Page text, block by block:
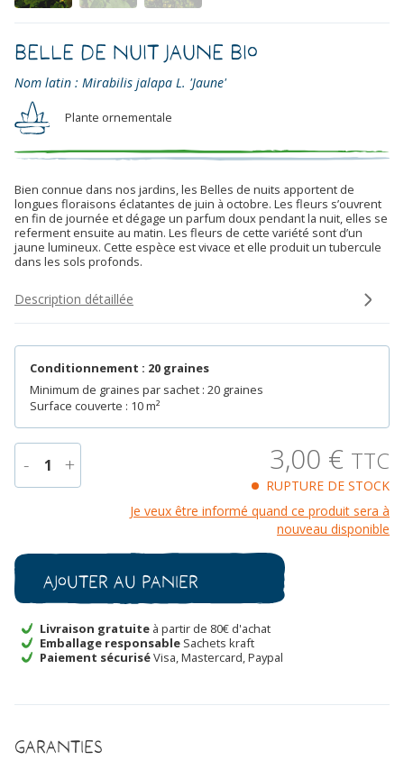
Belle de Nuit Jaune Bio
Nom latin : Mirabilis jalapa L. 'Jaune'
Plante ornementale
Bien connue dans nos jardins, les Belles de nuits apportent de
longues floraisons éclatantes de juin à octobre. Les fleurs s’ouvrent
en fin de journée et dégage un parfum doux pendant la nuit, elles se
referment ensuite au matin. Les fleurs de cette variété sont d’un
jaune lumineux. Cette espèce est vivace et elle produit un tubercule
dans les sols profonds.
Description détaillée
Conditionnement : 20 graines
Minimum de graines par sachet : 20 graines
Surface couverte : 10 m²
- 1 +
de
Nuit
Jaune
Bio
3,00 € TTC
RUPTURE DE STOCK
Je veux être informé quand ce produit sera à
nouveau disponible
Ajouter au panier
Livraison gratuite à partir de 80€ d'achat
Emballage responsable Sachets kraft
Paiement sécuriséVisa, Mastercard, Paypal
Garanties